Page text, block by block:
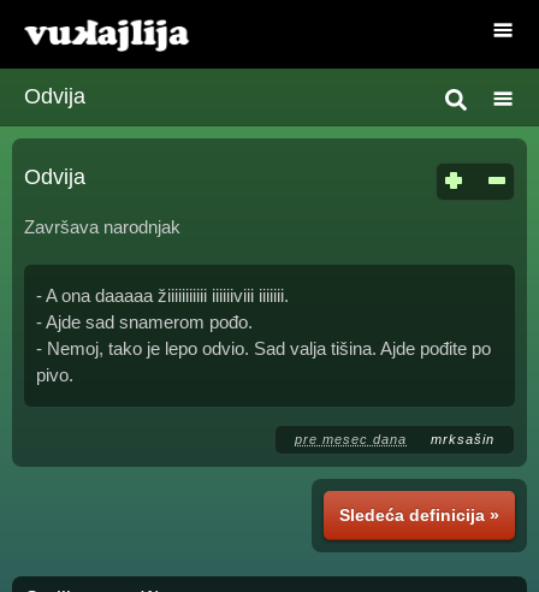
Odvija
Odvija
Završava narodnjak
- A ona daaaaa žiiiiiiiiiii iiiiiiviii iiiiiii.
- Ajde sad snamerom pođo.
- Nemoj, tako je lepo odvio. Sad valja tišina. Ajde pođite po
pivo.
pre mesec dana mrksašin
Sledeća definicija »